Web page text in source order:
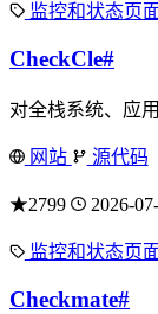
监控和状态页
CheckCle#
对全栈系统、应
网站 源代码
★2799 2026-
监控和状态页
Checkmate#